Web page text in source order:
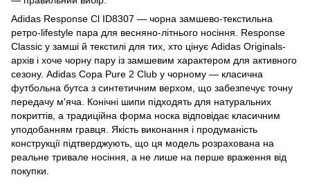
Adidas Response Cl ID8307 — чорна замшево-текстильна
ретро-lifestyle пара для весняно-літнього носіння. Response
Classic у замші й текстилі для тих, хто цінує Adidas Originals-
архів і хоче чорну пару із замшевим характером для активного
сезону. Adidas Copa Pure 2 Club у чорному — класична
футбольна бутса з синтетичним верхом, що забезпечує точну
передачу м'яча. Конічні шипи підходять для натуральних
покриттів, а традиційна форма носка відповідає класичним
уподобанням гравця. Якість виконання і продуманість
конструкції підтверджують, що ця модель розрахована на
реальне тривале носіння, а не лише на перше враження від
покупки.